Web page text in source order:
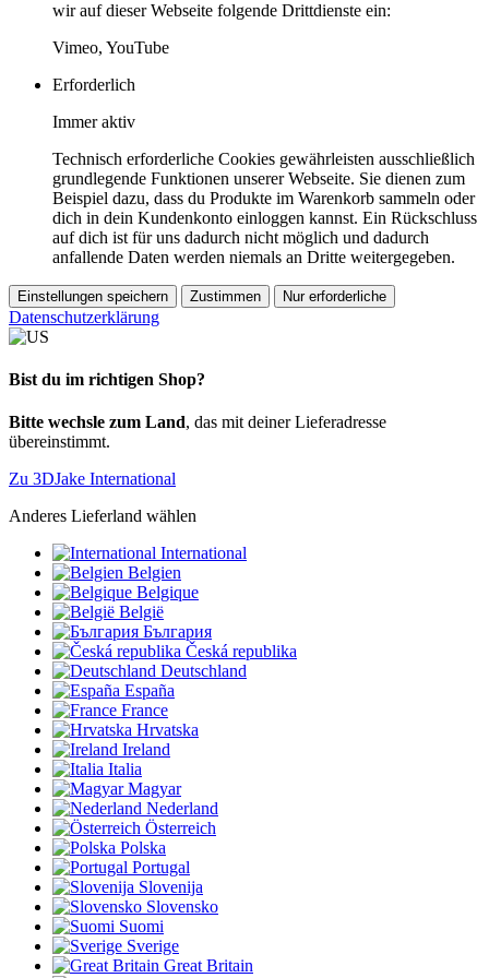
wir auf dieser Webseite folgende Drittdienste ein:
Vimeo, YouTube
Erforderlich
Immer aktiv
Technisch erforderliche Cookies gewährleisten ausschließlich
grundlegende Funktionen unserer Webseite. Sie dienen zum
Beispiel dazu, dass du Produkte im Warenkorb sammeln oder
dich in dein Kundenkonto einloggen kannst. Ein Rückschluss
auf dich ist für uns dadurch nicht möglich und dadurch
anfallende Daten werden niemals an Dritte weitergegeben.
Einstellungen speichern Zustimmen Nur erforderliche
Datenschutzerklärung
Bist du im richtigen Shop?
Bitte wechsle zum Land, das mit deiner Lieferadresse
übereinstimmt.
Zu 3DJake International
Anderes Lieferland wählen
International
Belgien
Belgique
België
България
Česká republika
Deutschland
España
France
Hrvatska
Ireland
Italia
Magyar
Nederland
Österreich
Polska
Portugal
Slovenija
Slovensko
Suomi
Sverige
Great Britain